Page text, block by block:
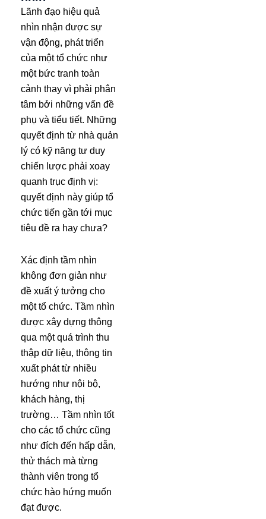
Lãnh đạo hiệu quả
nhìn nhận được sự
vận động, phát triển
của một tổ chức như
một bức tranh toàn
cảnh thay vì phải phân
tâm bởi những vấn đề
phụ và tiểu tiết. Những
quyết định từ nhà quản
lý có kỹ năng tư duy
chiến lược phải xoay
quanh trục định vị:
quyết định này giúp tổ
chức tiến gần tới mục
tiêu đề ra hay chưa?
Xác định tầm nhìn
không đơn giản như
đề xuất ý tưởng cho
một tổ chức. Tầm nhìn
được xây dựng thông
qua một quá trình thu
thập dữ liệu, thông tin
xuất phát từ nhiều
hướng như nội bộ,
khách hàng, thị
trường… Tầm nhìn tốt
cho các tổ chức cũng
như đích đến hấp dẫn,
thử thách mà từng
thành viên trong tổ
chức hào hứng muốn
đạt được.